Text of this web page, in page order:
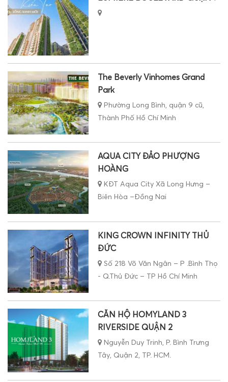
The Beverly Vinhomes Grand
Park
Phường Long Bình, quận 9 cũ,
Thành Phố Hồ Chí Minh
AQUA CITY ĐẢO PHƯỢNG
HOÀNG
KĐT Aqua City Xã Long Hưng –
Biên Hòa –Đồng Nai
KING CROWN INFINITY THỦ
ĐỨC
Số 218 Võ Văn Ngân – P .Bình Thọ
- Q.Thủ Đức – TP Hồ Chí Minh
CĂN HỘ HOMYLAND 3
RIVERSIDE QUẬN 2
Nguyễn Duy Trinh, P. Bình Trưng
Tây, Quận 2, TP. HCM.